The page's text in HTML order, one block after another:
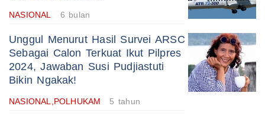
NASIONAL 6 bulan
Unggul Menurut Hasil Survei ARSC
Sebagai Calon Terkuat Ikut Pilpres
2024, Jawaban Susi Pudjiastuti
Bikin Ngakak!
NASIONAL,POLHUKAM 5 tahun